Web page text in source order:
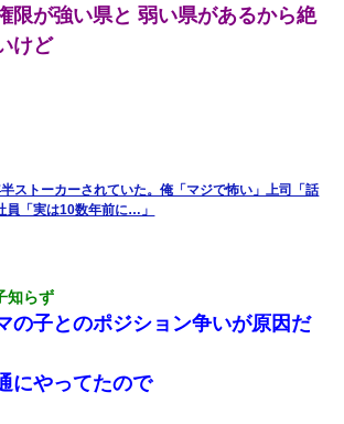
フリンしやがって、このクズ』と電話が。私
カスな家柄のヤツなんかと家族になるのはご
別れます…」→ 彼女「なんで言い返してくれ
限が強い県と 弱い県があるから絶
けど
ストーカーされていた。俺「マジで怖い」上司「話
「実は10数年前に…」
知らず
の子とのポジション争いが原因だ
にやってたので